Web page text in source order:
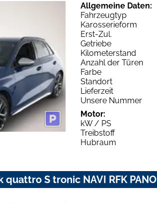
Allgemeine Daten:
Fahrzeugtyp
Karosserieform
Erst-Zul.
Getriebe
Kilometerstand
Anzahl der Türen
Farbe
Standort
Lieferzeit
Unsere Nummer
Motor:
kW / PS
Treibstoff
Hubraum
quattro S tronic NAVI RFK PANO